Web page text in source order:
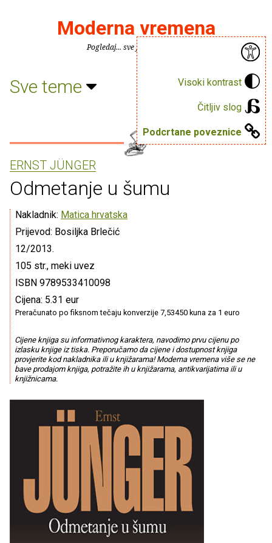
Visoki kontrast
Čitljiv slog
Podcrtane poveznice
Moderna vremena
Pogledaj... sve je puno knjiga.
Sve teme
ERNST JÜNGER
Odmetanje u šumu
Nakladnik: Matica hrvatska
Prijevod: Bosiljka Brlečić
12/2013.
105 str., meki uvez
ISBN 9789533410098
Cijena: 5.31 eur
Preračunato po fiksnom tečaju konverzije 7,53450 kuna za 1 euro
Cijene knjiga su informativnog karaktera, navodimo prvu cijenu po
izlasku knjige iz tiska. Preporučamo da cijene i dostupnost knjiga
provjerite kod nakladnika ili u knjižarama! Moderna vremena više se ne
bave prodajom knjiga, potražite ih u knjižarama, antikvarijatima ili u
knjižnicama.